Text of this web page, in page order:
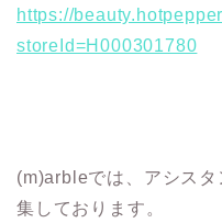
https://
storeId=H000301780
(m)arbleでは、アシス
集しております。